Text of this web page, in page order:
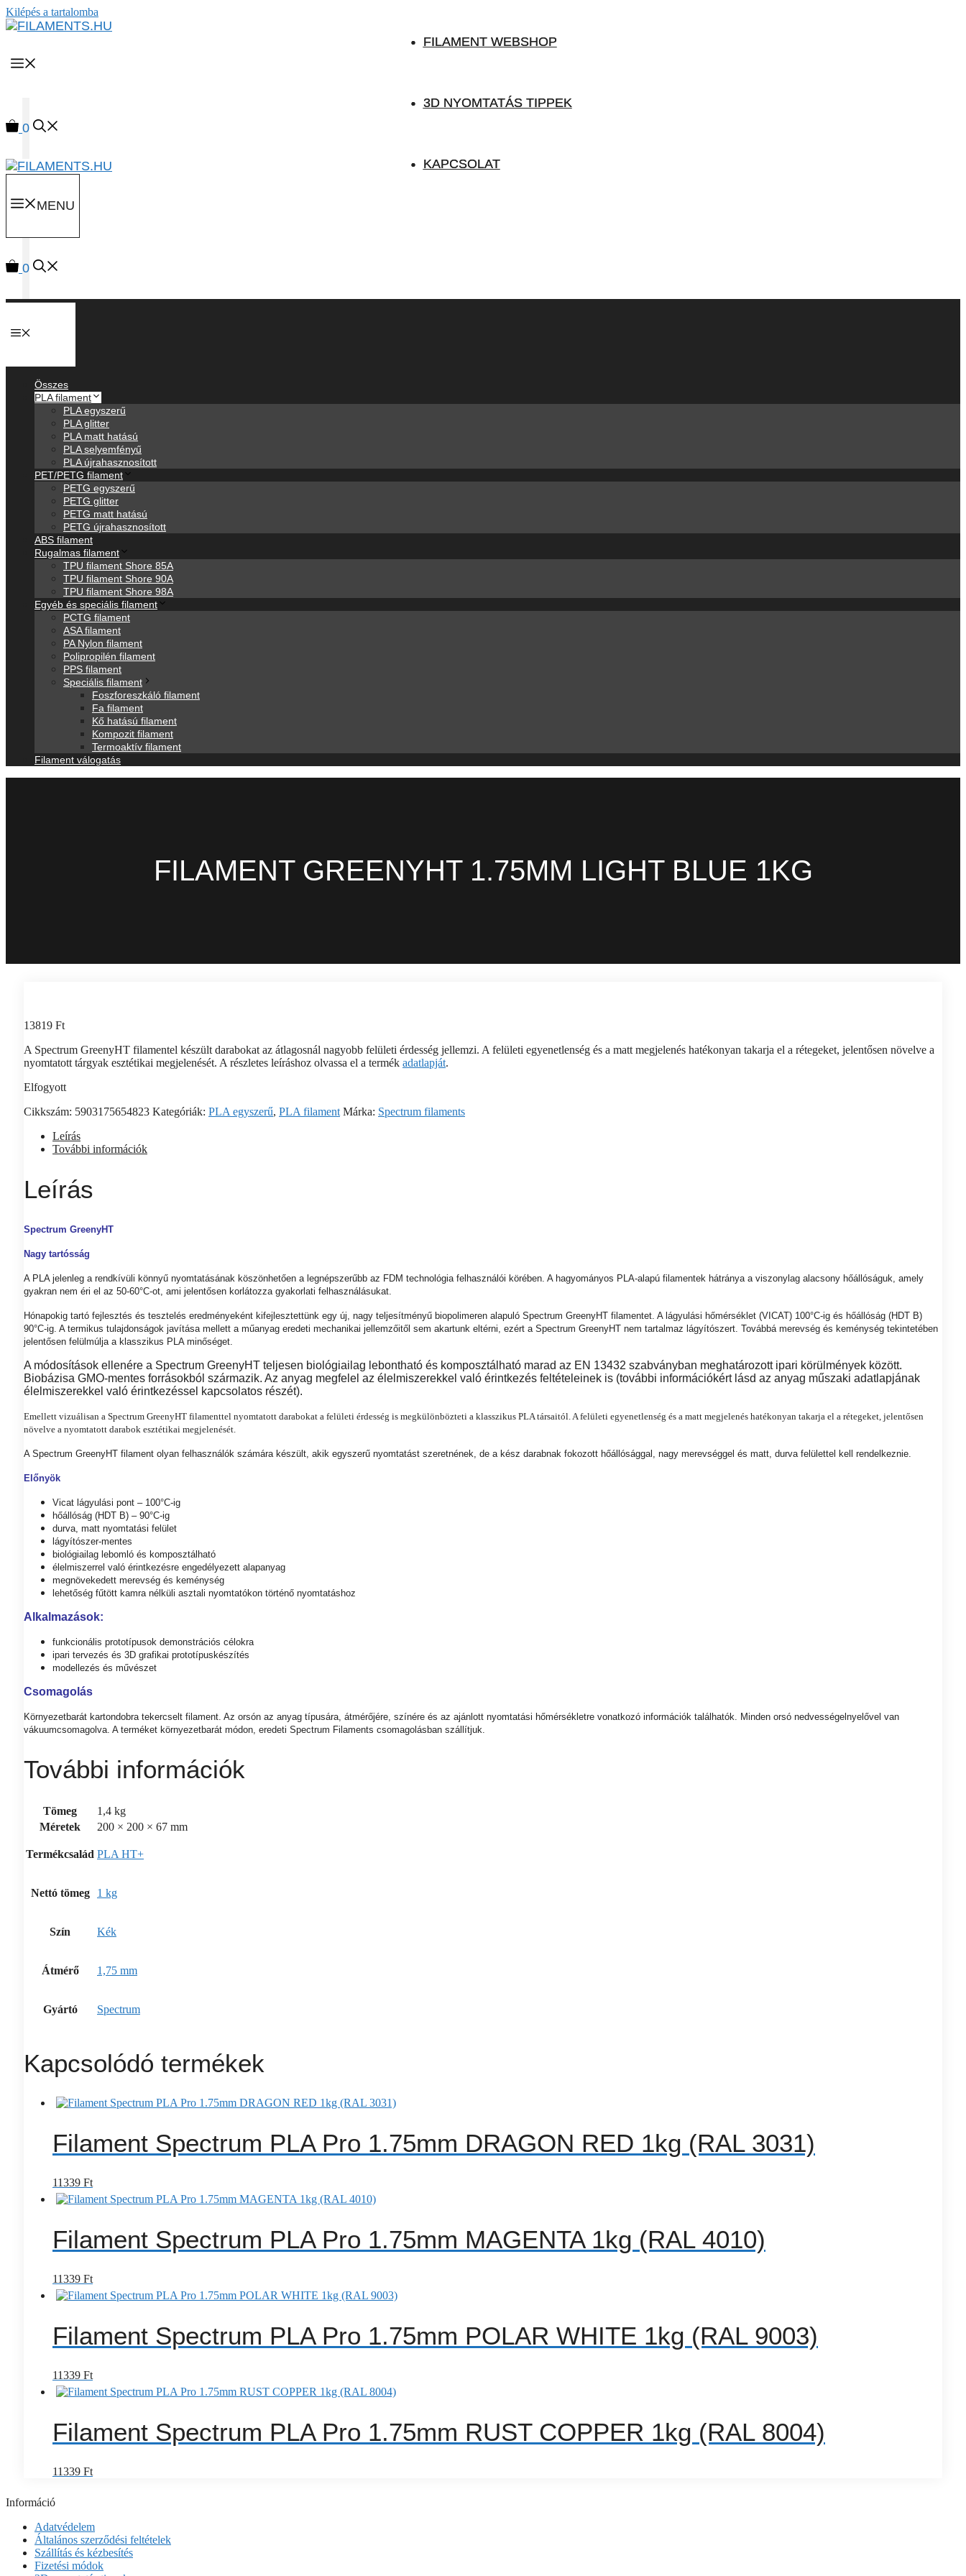
Kilépés a tartalomba
FILAMENT WEBSHOP
3D NYOMTATÁS TIPPEK
KAPCSOLAT
0
MENU
FILAMENT WEBSHOP
3D NYOMTATÁS TIPPEK
KAPCSOLAT
0
Összes
PLA filament
PLA egyszerű
PLA glitter
PLA matt hatású
PLA selyemfényű
PLA újrahasznosított
PET/PETG filament
PETG egyszerű
PETG glitter
PETG matt hatású
PETG újrahasznosított
ABS filament
Rugalmas filament
TPU filament Shore 85A
TPU filament Shore 90A
TPU filament Shore 98A
Egyéb és speciális filament
PCTG filament
ASA filament
PA Nylon filament
Polipropilén filament
PPS filament
Speciális filament
Foszforeszkáló filament
Fa filament
Kő hatású filament
Kompozit filament
Termoaktív filament
Filament válogatás
FILAMENT GREENYHT 1.75MM LIGHT BLUE 1KG
13819 Ft
A Spectrum GreenyHT filamentel készült darabokat az átlagosnál nagyobb felületi érdesség jellemzi. A felületi egyenetlenség és a matt megjelenés hatékonyan takarja el a rétegeket, jelentősen növelve a
nyomtatott tárgyak esztétikai megjelenését. A részletes leíráshoz olvassa el a termék adatlapját.
Elfogyott
Cikkszám: 5903175654823 Kategóriák: PLA egyszerű, PLA filament Márka: Spectrum filaments
Leírás
További információk
Leírás
Spectrum GreenyHT
Nagy tartósság
A PLA jelenleg a rendkívüli könnyű nyomtatásának köszönhetően a legnépszerűbb az FDM technológia felhasználói körében. A hagyományos PLA-alapú filamentek hátránya a viszonylag alacsony hőállóságuk, amely
gyakran nem éri el az 50-60°C-ot, ami jelentősen korlátozza gyakorlati felhasználásukat.
Hónapokig tartó fejlesztés és tesztelés eredményeként kifejlesztettünk egy új, nagy teljesítményű biopolimeren alapuló Spectrum GreenyHT filamentet. A lágyulási hőmérséklet (VICAT) 100°C-ig és hőállóság (HDT B)
90°C-ig. A termikus tulajdonságok javítása mellett a műanyag eredeti mechanikai jellemzőitől sem akartunk eltérni, ezért a Spectrum GreenyHT nem tartalmaz lágyítószert. Továbbá merevség és keménység tekintetében
jelentősen felülmúlja a klasszikus PLA minőséget.
A módosítások ellenére a Spectrum GreenyHT teljesen biológiailag lebontható és komposztálható marad az EN 13432 szabványban meghatározott ipari körülmények között.
Biobázisa GMO-mentes forrásokból származik. Az anyag megfelel az élelmiszerekkel való érintkezés feltételeinek is (további információkért lásd az anyag műszaki adatlapjának
élelmiszerekkel való érintkezéssel kapcsolatos részét).
Emellett vizuálisan a Spectrum GreenyHT filamenttel nyomtatott darabokat a felületi érdesség is megkülönbözteti a klasszikus PLA társaitól. A felületi egyenetlenség és a matt megjelenés hatékonyan takarja el a rétegeket, jelentősen
növelve a nyomtatott darabok esztétikai megjelenését.
A Spectrum GreenyHT filament olyan felhasználók számára készült, akik egyszerű nyomtatást szeretnének, de a kész darabnak fokozott hőállósággal, nagy merevséggel és matt, durva felülettel kell rendelkeznie.
Előnyök
Vicat lágyulási pont – 100°C-ig
hőállóság (HDT B) – 90°C-ig
durva, matt nyomtatási felület
lágyítószer-mentes
biológiailag lebomló és komposztálható
élelmiszerrel való érintkezésre engedélyezett alapanyag
megnövekedett merevség és keménység
lehetőség fűtött kamra nélküli asztali nyomtatókon történő nyomtatáshoz
Alkalmazások:
funkcionális prototípusok demonstrációs célokra
ipari tervezés és 3D grafikai prototípuskészítés
modellezés és művészet
Csomagolás
Környezetbarát kartondobra tekercselt filament. Az orsón az anyag típusára, átmérőjére, színére és az ajánlott nyomtatási hőmérsékletre vonatkozó információk találhatók. Minden orsó nedvességelnyelővel van
vákuumcsomagolva. A terméket környezetbarát módon, eredeti Spectrum Filaments csomagolásban szállítjuk.
További információk
Tömeg
1,4 kg
Méretek
200 × 200 × 67 mm
Termékcsalád PLA HT+
Nettó tömeg 1 kg
Szín Kék
Átmérő 1,75 mm
Gyártó Spectrum
Kapcsolódó termékek
Filament Spectrum PLA Pro 1.75mm DRAGON RED 1kg (RAL 3031)
11339 Ft
Filament Spectrum PLA Pro 1.75mm MAGENTA 1kg (RAL 4010)
11339 Ft
Filament Spectrum PLA Pro 1.75mm POLAR WHITE 1kg (RAL 9003)
11339 Ft
Filament Spectrum PLA Pro 1.75mm RUST COPPER 1kg (RAL 8004)
11339 Ft
Információ
Adatvédelem
Általános szerződési feltételek
Szállítás és kézbesítés
Fizetési módok